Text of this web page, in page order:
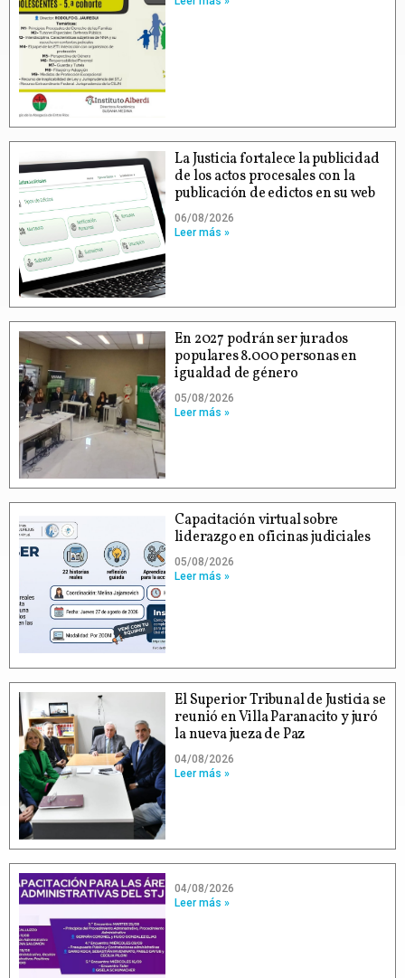
La Justicia fortalece la publicidad
de los actos procesales con la
publicación de edictos en su web
06/08/2026
Leer más »
En 2027 podrán ser jurados
populares 8.000 personas en
igualdad de género
05/08/2026
Leer más »
Capacitación virtual sobre
liderazgo en oficinas judiciales
05/08/2026
Leer más »
El Superior Tribunal de Justicia se
reunió en Villa Paranacito y juró
la nueva jueza de Paz
04/08/2026
Leer más »
04/08/2026
Leer más »